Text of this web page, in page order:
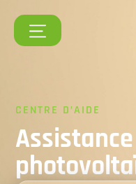
CENTRE D’AIDE